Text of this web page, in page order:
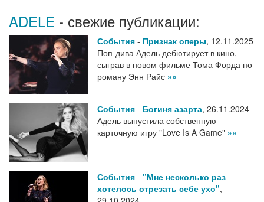
ADELE - свежие публикации:
События - Признак оперы, 12.11.2025
Поп-дива Адель дебютирует в кино,
сыграв в новом фильме Тома Форда по
роману Энн Райс »»
События - Богиня азарта, 26.11.2024
Адель выпустила собственную
карточную игру "Love Is A Game" »»
События - "Мне несколько раз
хотелось отрезать себе ухо",